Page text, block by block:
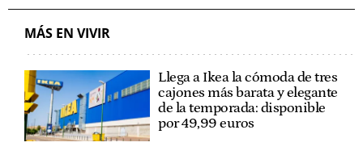
MÁS EN VIVIR
Llega a Ikea la cómoda de tres
cajones más barata y elegante
de la temporada: disponible
por 49,99 euros